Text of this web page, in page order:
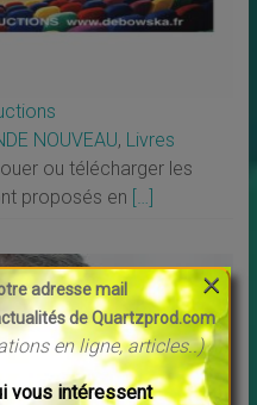
NOUVEAU, Livres
ou télécharger les
proposés en […]
adresse mail
de Quartzprod.com
en ligne, articles..)
vous intéressent
×